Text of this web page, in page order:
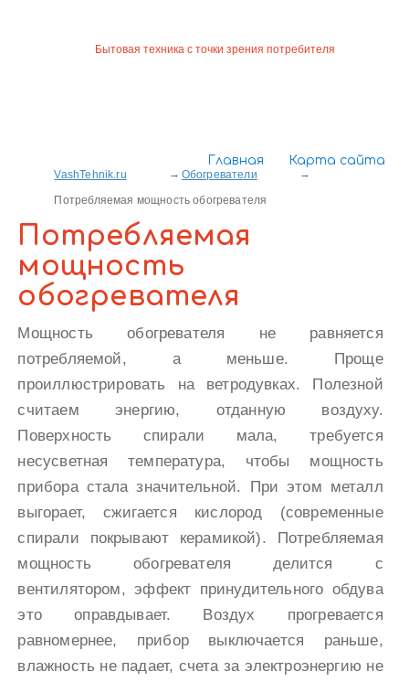
Главная Карта сайта
Бытовая техника с точки зрения потребителя
VashTehnik.ru
Обогреватели
Потребляемая мощность обогревателя
Потребляемая
мощность
обогревателя
Мощность обогревателя не равняется
потребляемой, а меньше. Проще
проиллюстрировать на ветродувках. Полезной
считаем энергию, отданную воздуху.
Поверхность спирали мала, требуется
несусветная температура, чтобы мощность
прибора стала значительной. При этом металл
выгорает, сжигается кислород (современные
спирали покрывают керамикой). Потребляемая
мощность обогревателя делится с
вентилятором, эффект принудительного обдува
это оправдывает. Воздух прогревается
равномернее, прибор выключается раньше,
влажность не падает, счета за электроэнергию не